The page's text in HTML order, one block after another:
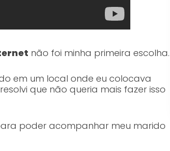
não foi minha primeira escolha.
em um local onde eu colocava
que não queria mais fazer isso
poder acompanhar meu marido